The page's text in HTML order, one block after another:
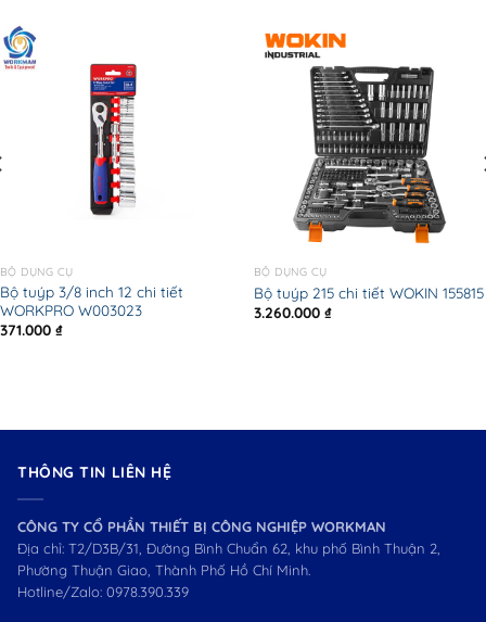
BỘ DỤNG CỤ
Bộ tuýp 3/8 inch 12 chi tiết
WORKPRO W003023
371.000 ₫
BỘ DỤNG CỤ
Bộ tuýp 215 chi tiết WOKIN 155815
3.260.000 ₫
THÔNG TIN LIÊN HỆ
CÔNG TY CỔ PHẦN THIẾT BỊ CÔNG NGHIỆP WORKMAN
Địa chỉ: T2/D3B/31, Đường Bình Chuẩn 62, khu phố Bình Thuận 2,
Phường Thuận Giao, Thành Phố Hồ Chí Minh.
Hotline/Zalo: 0978.390.339